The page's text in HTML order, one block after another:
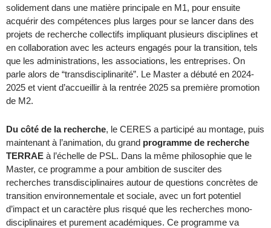
solidement dans une matière principale en M1, pour ensuite
acquérir des compétences plus larges pour se lancer dans des
projets de recherche collectifs impliquant plusieurs disciplines et
en collaboration avec les acteurs engagés pour la transition, tels
que les administrations, les associations, les entreprises. On
parle alors de “transdisciplinarité”. Le Master a débuté en 2024-
2025 et vient d’accueillir à la rentrée 2025 sa première promotion
de M2.
Du côté de la recherche, le CERES a participé au montage, puis
maintenant à l’animation, du grand programme de recherche
TERRAE à l’échelle de PSL. Dans la même philosophie que le
Master, ce programme a pour ambition de susciter des
recherches transdisciplinaires autour de questions concrètes de
transition environnementale et sociale, avec un fort potentiel
d’impact et un caractère plus risqué que les recherches mono-
disciplinaires et purement académiques. Ce programme va